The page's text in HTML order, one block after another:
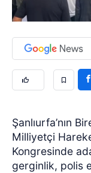
Şanlıurfa’nın
Milliyetçi
Kongresinde
gerginlik, polis